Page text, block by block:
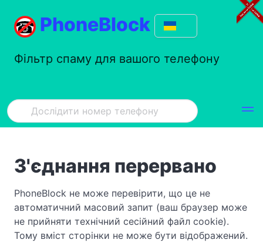
PhoneBlock
Фільтр спаму для вашого телефону
З'єднання перервано
PhoneBlock не може перевірити, що це не
автоматичний масовий запит (ваш браузер може
не прийняти технічний сесійний файл cookie).
Тому вміст сторінки не може бути відображений.